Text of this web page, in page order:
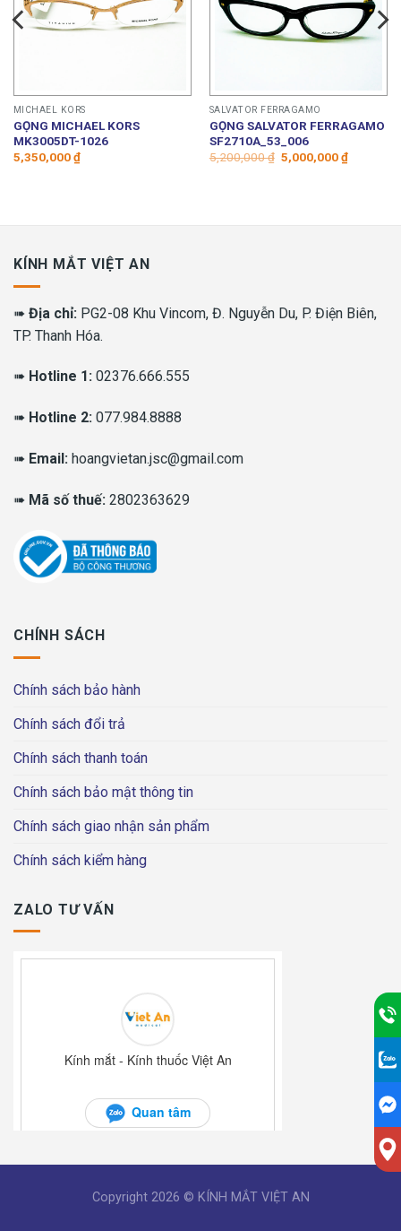
MICHAEL KORS
GỌNG MICHAEL KORS
MK3005DT-1026
5,350,000₫
SALVATOR FERRAGAMO
GỌNG SALVATOR FERRAGAMO
SF2710A_53_006
5,200,000₫ Giá
gốc
5,000,000₫Giá
hiện
KÍNH MẮT VIỆT AN
➠ Địa chỉ: PG2-08 Khu Vincom, Đ. Nguyễn Du, P. Điện Biên,
TP. Thanh Hóa.
➠ Hotline 1: 02376.666.555
➠ Hotline 2: 077.984.8888
➠ Email: hoangvietan.jsc@gmail.com
➠ Mã số thuế: 2802363629
CHÍNH SÁCH
Chính sách bảo hành
Chính sách đổi trả
Chính sách thanh toán
Chính sách bảo mật thông tin
Chính sách giao nhận sản phẩm
Chính sách kiểm hàng
ZALO TƯ VẤN
Copyright 2026 © KÍNH MẮT VIỆT AN